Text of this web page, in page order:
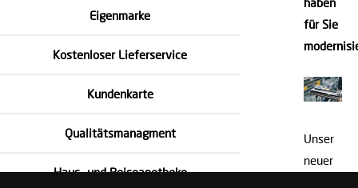
Eigenmarke
Kostenloser Lieferservice
Kundenkarte
Qualitätsmanagment
Haus- und Reiseapotheke
für Sie
Unser
neuer